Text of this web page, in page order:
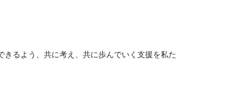
るよう、共に考え、共に歩んでいく支援を私た